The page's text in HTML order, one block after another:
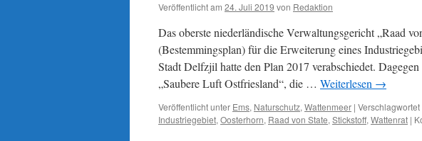
Veröffentlicht am 24. Juli 2019 von Redaktion
Das oberste niederländische Verwaltungsgericht „Raad
(Bestemmingsplan) für die Erweiterung eines
Stadt Delfzjil hatte den Plan 2017 verabschiedet.
„Saubere Luft Ostfriesland“, die … Weiterlesen →
Veröffentlicht unter Ems, Naturschutz, Wattenmeer | Verschlagwortet
Industriegebiet, Oosterhorn, Raad von State, Stickstoff, Wattenrat |